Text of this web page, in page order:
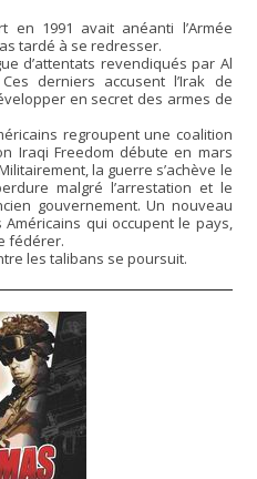
en 1991 avait anéanti l’Armée
tardé à se redresser.
d’attentats revendiqués par Al
derniers accusent l’Irak de
en secret des armes de
regroupent une coalition
Iraqi Freedom débute en mars
la guerre s’achève le
malgré l’arrestation et le
gouvernement. Un nouveau
qui occupent le pays,
fédérer.
les talibans se poursuit.